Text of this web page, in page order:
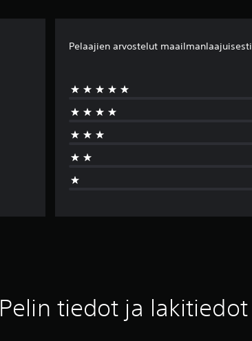
Pelaajien arvostelut maailmanlaajuisesti
Pelin tiedot ja lakitiedot